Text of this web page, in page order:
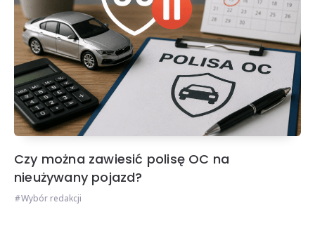
Czy można zawiesić polisę OC na
nieużywany pojazd?
Wybór redakcji